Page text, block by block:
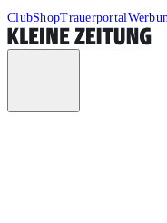
ClubShopTrauerportal